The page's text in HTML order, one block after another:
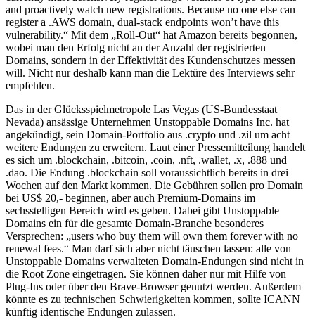
and proactively watch new registrations. Because no one else can
register a .AWS domain, dual-stack endpoints won’t have this
vulnerability.“ Mit dem „Roll-Out“ hat Amazon bereits begonnen,
wobei man den Erfolg nicht an der Anzahl der registrierten
Domains, sondern in der Effektivität des Kundenschutzes messen
will. Nicht nur deshalb kann man die Lektüre des Interviews sehr
empfehlen.
Das in der Glücksspielmetropole Las Vegas (US-Bundesstaat
Nevada) ansässige Unternehmen Unstoppable Domains Inc. hat
angekündigt, sein Domain-Portfolio aus .crypto und .zil um acht
weitere Endungen zu erweitern. Laut einer Pressemitteilung handelt
es sich um .blockchain, .bitcoin, .coin, .nft, .wallet, .x, .888 und
.dao. Die Endung .blockchain soll voraussichtlich bereits in drei
Wochen auf den Markt kommen. Die Gebühren sollen pro Domain
bei US$ 20,- beginnen, aber auch Premium-Domains im
sechsstelligen Bereich wird es geben. Dabei gibt Unstoppable
Domains ein für die gesamte Domain-Branche besonderes
Versprechen: „users who buy them will own them forever with no
renewal fees.“ Man darf sich aber nicht täuschen lassen: alle von
Unstoppable Domains verwalteten Domain-Endungen sind nicht in
die Root Zone eingetragen. Sie können daher nur mit Hilfe von
Plug-Ins oder über den Brave-Browser genutzt werden. Außerdem
könnte es zu technischen Schwierigkeiten kommen, sollte ICANN
künftig identische Endungen zulassen.